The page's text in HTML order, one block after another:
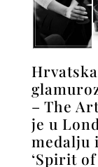
– The
je u
medalju
‘Spirit of